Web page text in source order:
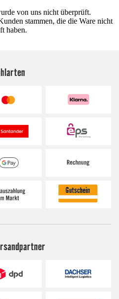
von uns nicht überprüft.
stammen, die die Ware nicht
haben.